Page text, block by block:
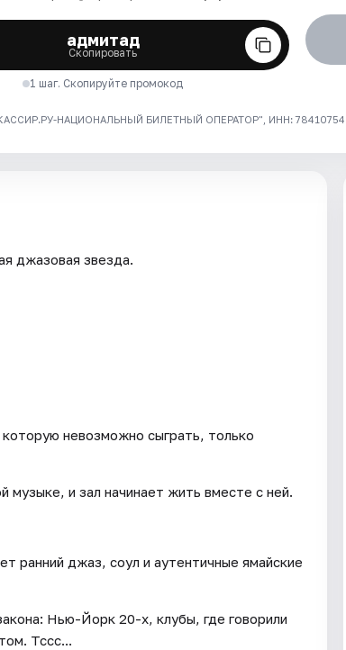
адмитад
Скопировать
1 шаг. Скопируйте промокод
НАЦИОНАЛЬНЫЙ БИЛЕТНЫЙ ОПЕРАТОР", ИНН: 7841075409
джазовая звезда.
невозможно сыграть, только
и зал начинает жить вместе с ней.
ранний джаз, соул и аутентичные ямайские
Нью-Йорк 20-х, клубы, где говорили
Тссс...